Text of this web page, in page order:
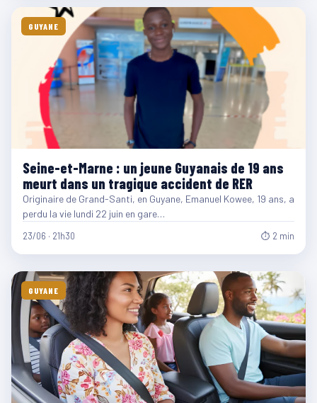
GUYANE
Seine-et-Marne : un jeune Guyanais de 19 ans
meurt dans un tragique accident de RER
Originaire de Grand-Santi, en Guyane, Emanuel Kowee, 19 ans, a
perdu la vie lundi 22 juin en gare…
23/06 · 21h30 ⏱ 2 min
GUYANE